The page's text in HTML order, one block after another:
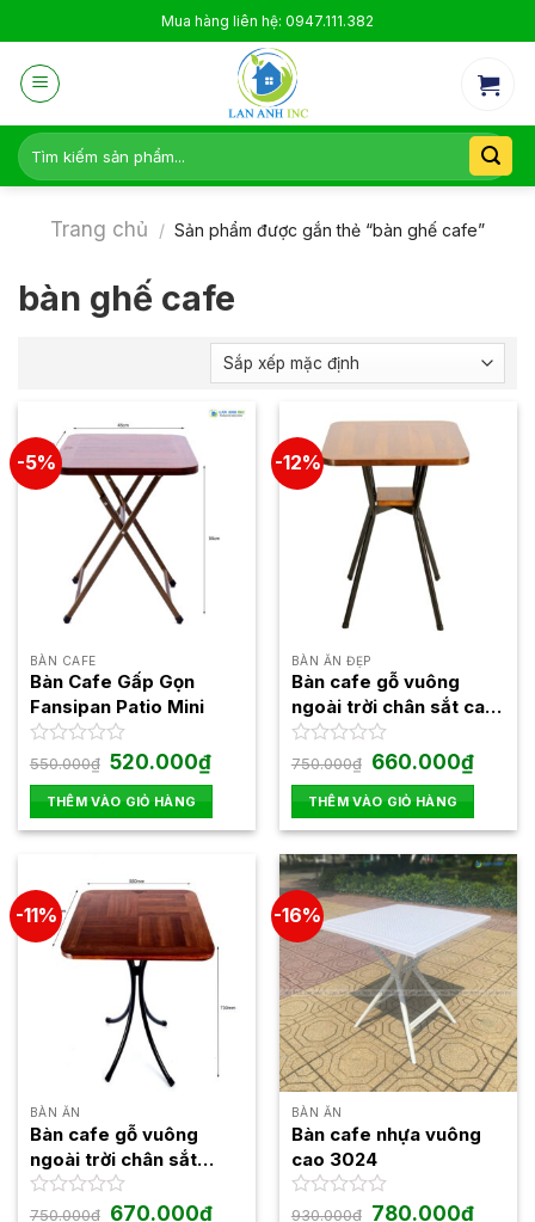
to
content
Mua hàng liên hệ: 0947.111.382
Tìm
kiếm:
Trang chủ / Sản phẩm được gắn thẻ “bàn ghế cafe”
bàn ghế cafe
-5%
BÀN CAFE
Bàn Cafe Gấp Gọn
Fansipan Patio Mini
Được
hạng
0
5
550.000₫ Giá
gốc
là:
550.000₫.
520.000₫Giá
hiện
tại
là:
520.000₫.
THÊM VÀO GIỎ HÀNG
-12%
BÀN ĂN ĐẸP
Bàn cafe gỗ vuông
ngoài trời chân sắt cao
Fansipan Moon 02
Được
hạng
0
5
sao
750.000₫ Giá
gốc
là:
750.000₫.
660.000₫Giá
hiện
tại
là:
THÊM VÀO GIỎ HÀNG
-11%
BÀN ĂN
Bàn cafe gỗ vuông
ngoài trời chân sắt
Fansipan Kite 01
Được
750.000₫ Giá
670.000₫Giá
-16%
BÀN ĂN
Bàn cafe nhựa vuông
cao 3024
Được
930.000₫ Giá
780.000₫Giá